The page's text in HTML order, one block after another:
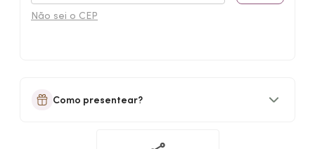
Não sei o CEP
Como presentear?